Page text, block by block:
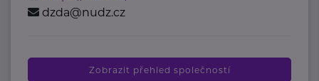
dzda@nudz.cz
Zobrazit přehled společností